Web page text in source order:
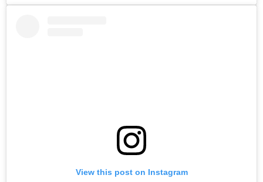
View this post on Instagram